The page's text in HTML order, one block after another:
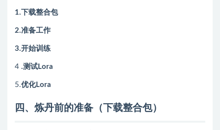
1.下载整合包
2.准备工作
3.开始训练
4 .测试Lora
5.优化Lora
四、炼丹前的准备（ 下载整合包）